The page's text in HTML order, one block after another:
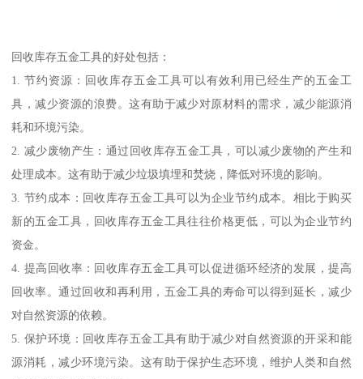
回收库存五金工具的好处包括：
1. 节约资源：回收库存五金工具可以有效利用已经生产的五金工
具，减少资源的浪费。这有助于减少对原材料的需求，减少能源消
耗和环境污染。
2. 减少废物产生：通过回收库存五金工具，可以减少废物的产生和
处理成本。这有助于减少垃圾填埋和焚烧，降低对环境的影响。
3. 节约成本：回收库存五金工具可以为企业节约成本。相比于购买
新的五金工具，回收库存五金工具往往价格更低，可以为企业节约
资金。
4. 提高回收率：回收库存五金工具可以促进循环经济的发展，提高
回收率。通过回收和再利用，五金工具的寿命可以得到延长，减少
对自然资源的依赖。
5. 保护环境：回收库存五金工具有助于减少对自然资源的开采和能
源消耗，减少环境污染。这有助于保护生态环境，维护人类和自然